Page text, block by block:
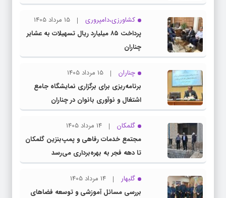
کشاورزی،دامپروری
15 مرداد 1405
پرداخت ۸۵ میلیارد ریال تسهیلات به عشایر
چناران
چناران
15 مرداد 1405
برنامه‌ریزی برای برگزاری نمایشگاه جامع
اشتغال و نوآوری بانوان در چناران
گلمکان
14 مرداد 1405
مجتمع خدمات رفاهی و پمپ‌بنزین گلمکان
تا دهه فجر به بهره‌برداری می‌رسد
گلبهار
14 مرداد 1405
بررسی مسائل آموزشی و توسعه فضاهای